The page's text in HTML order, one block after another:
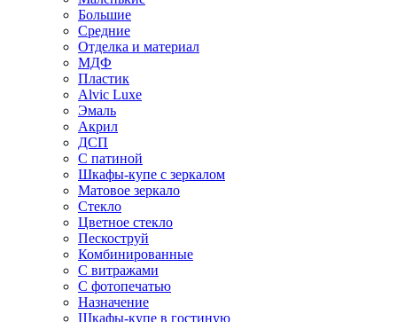
Большие
Средние
Отделка и материал
МДФ
Пластик
Alvic Luxe
Эмаль
Акрил
ДСП
С патиной
Шкафы-купе с зеркалом
Матовое зеркало
Стекло
Цветное стекло
Пескоструй
Комбинированные
С витражами
С фотопечатью
Назначение
Шкафы-купе в гостиную